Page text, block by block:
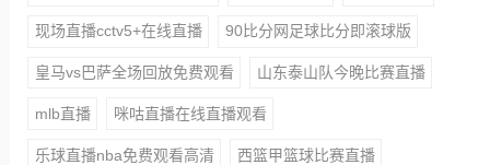
现场直播cctv5+在线直播 90比分网足球比分即滚球版
皇马vs巴萨全场回放免费观看 山东泰山队今晚比赛直播
mlb直播 咪咕直播在线直播观看
乐球直播nba免费观看高清 西篮甲篮球比赛直播